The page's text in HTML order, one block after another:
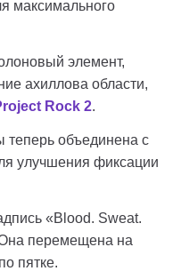
максимального
элемент,
ахиллова области,
Rock 2.
теперь объединена с
улучшения фиксации
«Blood. Sweat.
перемещена на
пятке.